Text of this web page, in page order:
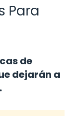
Para
de
dejarán a